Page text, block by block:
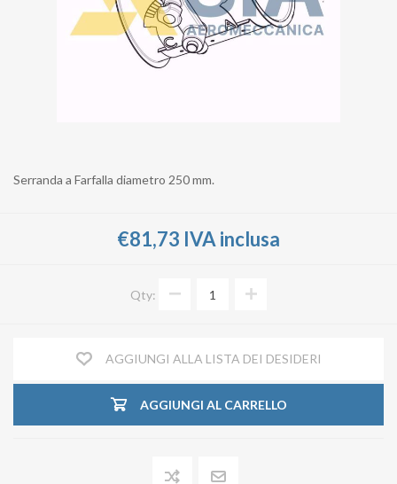
Serranda a Farfalla diametro 250 mm.
€81,73 IVA inclusa
Qty:
AGGIUNGI ALLA LISTA DEI DESIDERI
AGGIUNGI AL CARRELLO